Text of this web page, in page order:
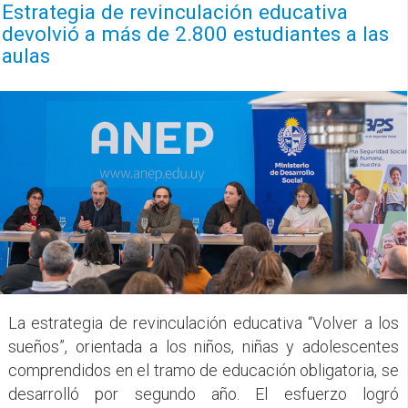
Estrategia de revinculación educativa
devolvió a más de 2.800 estudiantes a las
aulas
La estrategia de revinculación educativa “Volver a los
sueños”, orientada a los niños, niñas y adolescentes
comprendidos en el tramo de educación obligatoria, se
desarrolló por segundo año. El esfuerzo logró